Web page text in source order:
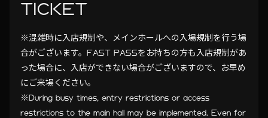
TICKET
※混雑時に入店規制や、メインホールへの入場規制を行う場
合がございます。FAST PASSをお持ちの方も入店規制があ
った場合に、入店ができない場合がございますので、お早め
にご来場ください。
※During busy times, entry restrictions or access
restrictions to the main hall may be implemented. Even for